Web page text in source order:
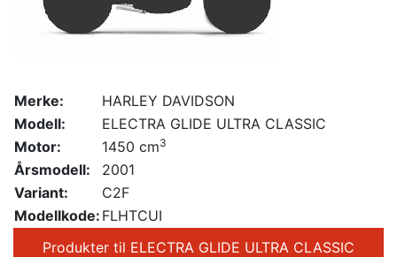
Merke:
HARLEY DAVIDSON
Modell:
ELECTRA GLIDE ULTRA CLASSIC
Motor:
1450 cm3
Årsmodell:
2001
Variant:
C2F
Modellkode: FLHTCUI
Produkter til ELECTRA GLIDE ULTRA CLASSIC